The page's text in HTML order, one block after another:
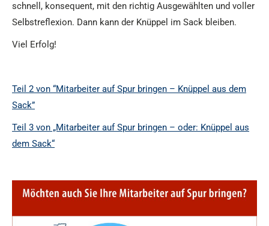
schnell, konsequent, mit den richtig Ausgewählten und voller
Selbstreflexion. Dann kann der Knüppel im Sack bleiben.
Viel Erfolg!
Teil 2 von “Mitarbeiter auf Spur bringen – Knüppel aus dem
Sack”
Teil 3 von „Mitarbeiter auf Spur bringen – oder: Knüppel aus
dem Sack“